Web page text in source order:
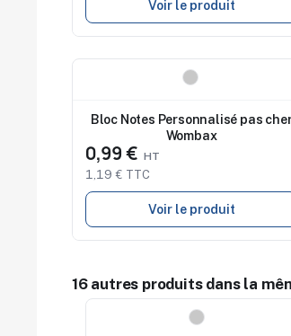
Voir le produit
Bloc Notes Personnalisé pas
Wombax
0,99 €
1,19 € TTC
Voir le produit
16 autres produits dans la